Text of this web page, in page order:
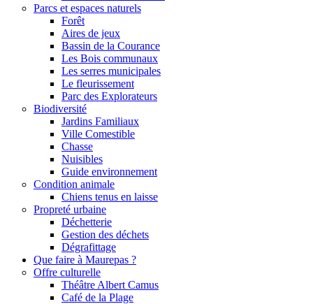
Parcs et espaces naturels
Forêt
Aires de jeux
Bassin de la Courance
Les Bois communaux
Les serres municipales
Le fleurissement
Parc des Explorateurs
Biodiversité
Jardins Familiaux
Ville Comestible
Chasse
Nuisibles
Guide environnement
Condition animale
Chiens tenus en laisse
Propreté urbaine
Déchetterie
Gestion des déchets
Dégrafittage
Que faire à Maurepas ?
Offre culturelle
Théâtre Albert Camus
Café de la Plage